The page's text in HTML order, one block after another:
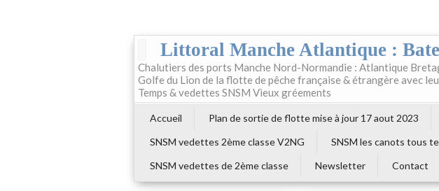
Littoral Manche Atlantique :
Chalutiers des ports Manche Nord-Normandie : Atlantique
Golfe du Lion de la flotte de pêche française & étrangère avec
Temps & vedettes SNSM Vieux gréements
Accueil Plan de sortie de flotte mise à jour 17 aout 2023
SNSM vedettes 2ème classe V2NG
SNSM les canots tous
SNSM vedettes de 2ème classe
Newsletter Contact